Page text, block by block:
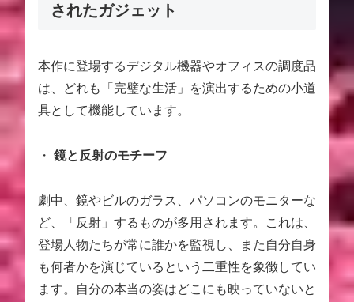
されたガジェット
本作に登場するデジタル機器やオフィスの調度品
は、どれも「完璧な生活」を演出するための小道
具として機能しています。
・ 鏡と反射のモチーフ
劇中、鏡やビルのガラス、パソコンのモニターな
ど、「反射」するものが多用されます。これは、
登場人物たちが常に誰かを監視し、また自分自身
も何者かを演じているという二重性を象徴してい
ます。自分の本当の姿はどこにも映っていないと